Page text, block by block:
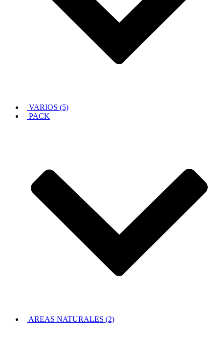
VARIOS (5)
PACK
AREAS NATURALES (2)